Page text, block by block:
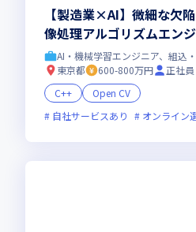
【製造業×AI】微細な欠
像処理アルゴリズムエン
AI・機械学習エンジニア、組込
東京都
600-800万円
正社員
C++
Open CV
自社サービスあり
オンライン